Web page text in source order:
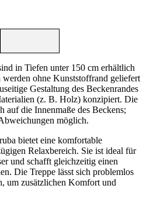
in Tiefen unter 150 cm erhältlich
ohne Kunststoffrand geliefert
Gestaltung des Beckenrandes
(z. B. Holz) konzipiert. Die
auf die Innenmaße des Beckens;
möglich.
bietet eine komfortable
Relaxbereich. Sie ist ideal für
und schafft gleichzeitig einen
Die Treppe lässt sich problemlos
um zusätzlichen Komfort und